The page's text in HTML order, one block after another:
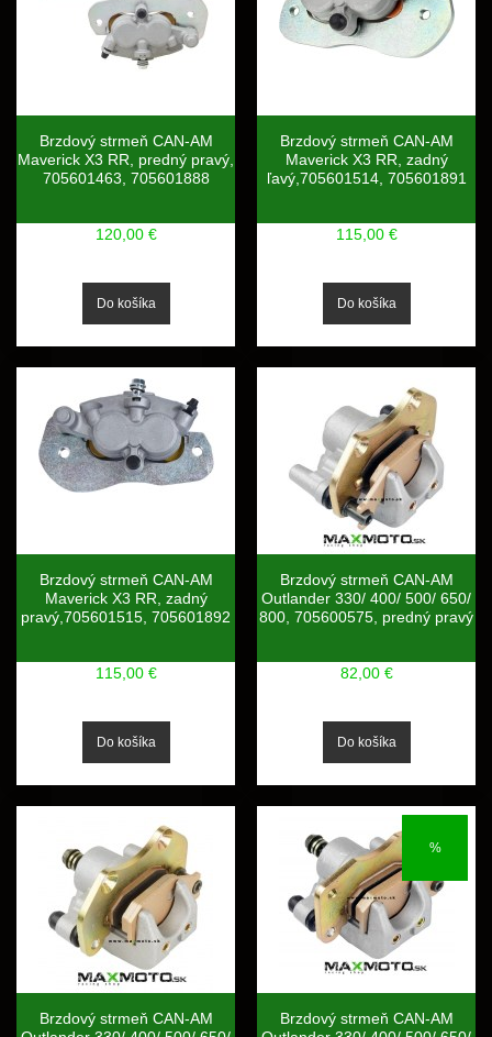
Brzdový strmeň CAN-AM
Maverick X3 RR, predný pravý,
705601463, 705601888
120,00 €
Brzdový strmeň CAN-AM
Maverick X3 RR, zadný
ľavý,705601514, 705601891
115,00 €
Brzdový strmeň CAN-AM
Maverick X3 RR, zadný
pravý,705601515, 705601892
115,00 €
Brzdový strmeň CAN-AM
Outlander 330/ 400/ 500/ 650/
800, 705600575, predný pravý
82,00 €
Brzdový strmeň CAN-AM
%
Brzdový strmeň CAN-AM